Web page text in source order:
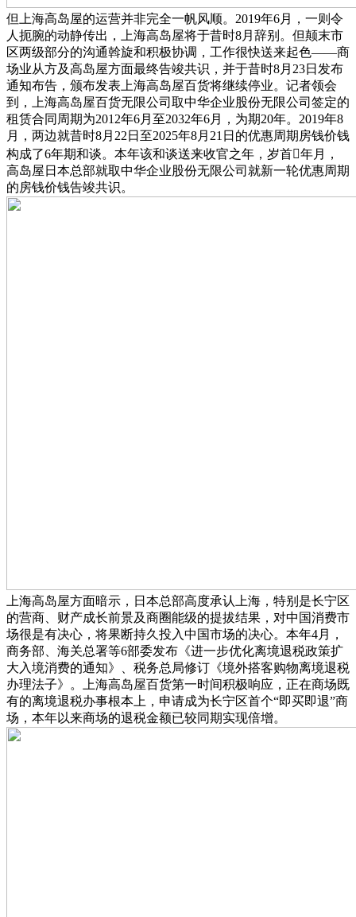
但上海高岛屋的运营并非完全一帆风顺。2019年6月，一则令
人扼腕的动静传出，上海高岛屋将于昔时8月辞别。但颠末市
区两级部分的沟通斡旋和积极协调，工作很快送来起色——商
场业从方及高岛屋方面最终告竣共识，并于昔时8月23日发布
通知布告，颁布发表上海高岛屋百货将继续停业。记者领会
到，上海高岛屋百货无限公司取中华企业股份无限公司签定的
租赁合同周期为2012年6月至2032年6月，为期20年。2019年8
月，两边就昔时8月22日至2025年8月21日的优惠周期房钱价钱
构成了6年期和谈。本年该和谈送来收官之年，岁首年月，
高岛屋日本总部就取中华企业股份无限公司就新一轮优惠周期
的房钱价钱告竣共识。
上海高岛屋方面暗示，日本总部高度承认上海，特别是长宁区
的营商、财产成长前景及商圈能级的提拔结果，对中国消费市
场很是有决心，将果断持久投入中国市场的决心。本年4月，
商务部、海关总署等6部委发布《进一步优化离境退税政策扩
大入境消费的通知》、税务总局修订《境外搭客购物离境退税
办理法子》。上海高岛屋百货第一时间积极响应，正在商场既
有的离境退税办事根本上，申请成为长宁区首个“即买即退”商
场，本年以来商场的退税金额已较同期实现倍增。